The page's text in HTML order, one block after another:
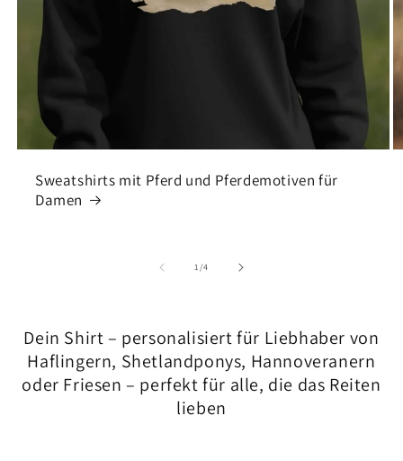
Sweatshirts mit Pferd und Pferdemotiven für
Damen
1/of
4
Dein Shirt – personalisiert für Liebhaber von
Haflingern, Shetlandponys, Hannoveranern
oder Friesen – perfekt für alle, die das Reiten
lieben